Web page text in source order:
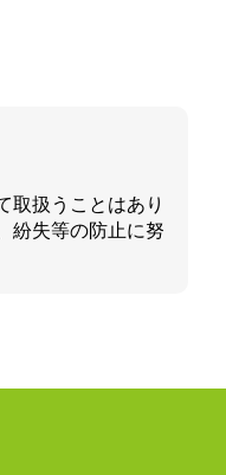
取扱うことはあり
紛失等の防止に努